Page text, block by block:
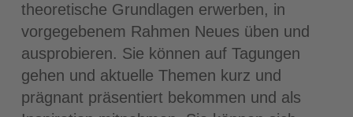
theoretische Grundlagen erwerben, in
vorgegebenem Rahmen Neues üben und
ausprobieren. Sie können auf Tagungen
gehen und aktuelle Themen kurz und
prägnant präsentiert bekommen und als